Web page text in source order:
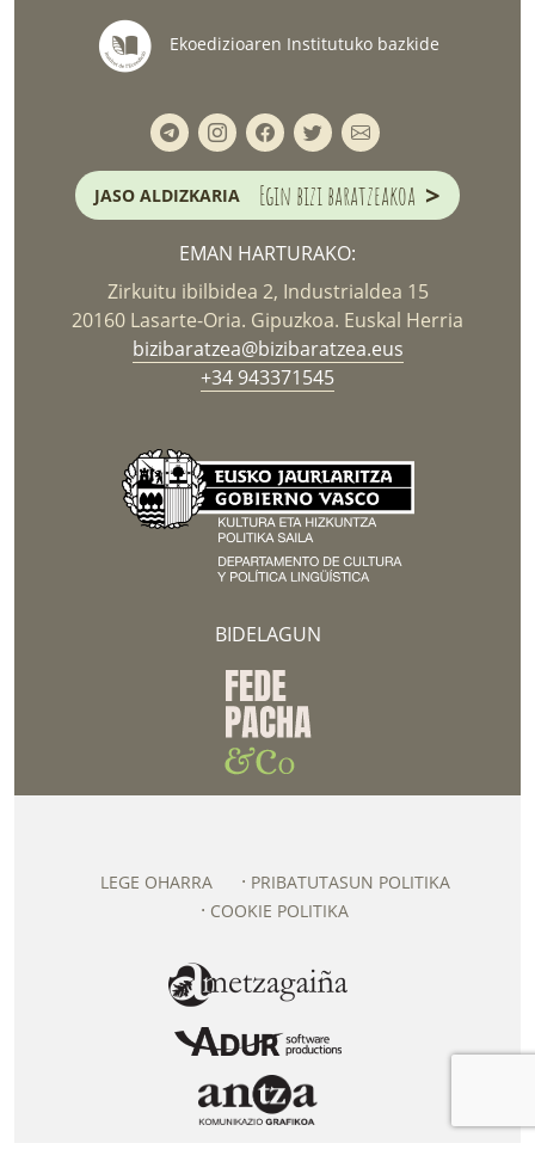
Ekoedizioaren Institutuko bazkide
JASO ALDIZKARIA Egin bizi baratzeakoa >
EMAN HARTURAKO:
Zirkuitu ibilbidea 2, Industrialdea 15
20160 Lasarte-Oria. Gipuzkoa. Euskal Herria
bizibaratzea@bizibaratzea.eus
+34 943371545
BIDELAGUN
LEGE OHARRA
PRIBATUTASUN POLITIKA
COOKIE POLITIKA